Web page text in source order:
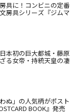
具に！コンビニの定番
房具シリーズ『ジムマ
本初の巨大都城・藤原
る女帝・持統天皇の凄
ぬ」の人気柄がポスト
BOOK』発売